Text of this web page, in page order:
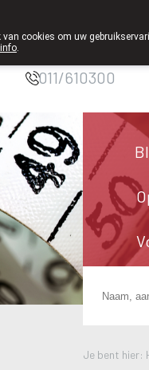
Apotheek
011/610300
Je bent hier:
van cookies om uw
.